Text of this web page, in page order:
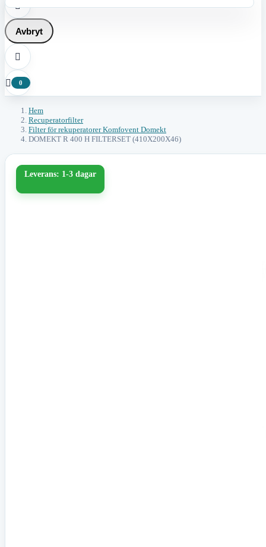

Avbryt

 0
Hem
Recuperatorfilter
Filter för rekuperatorer Komfovent Domekt
DOMEKT R 400 H FILTERSET (410X200X46)
Leverans: 1-3 dagar